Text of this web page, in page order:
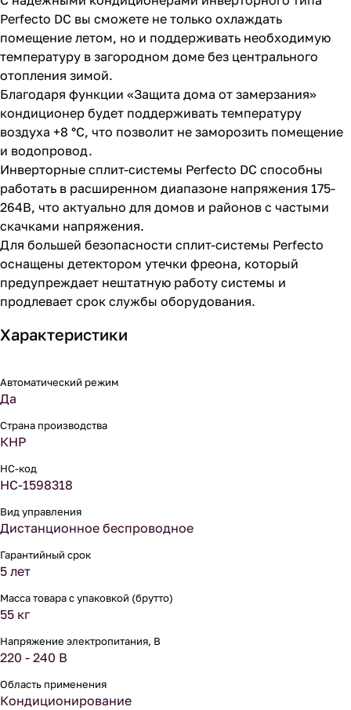
Perfecto DC вы сможете не только охлаждать
помещение летом, но и поддерживать необходимую
температуру в загородном доме без центрального
отопления зимой.
Благодаря функции «Защита дома от замерзания»
кондиционер будет поддерживать температуру
воздуха +8 °С, что позволит не заморозить помещение
и водопровод.
Инверторные сплит-системы Perfecto DC способны
работать в расширенном диапазоне напряжения 175-
264В, что актуально для домов и районов с частыми
скачками напряжения.
Для большей безопасности сплит-системы Perfecto
оснащены детектором утечки фреона, который
предупреждает нештатную работу системы и
продлевает срок службы оборудования.
Характеристики
Автоматический режим
Да
Страна производства
КНР
НС-код
НС-1598318
Вид управления
Дистанционное беспроводное
Гарантийный срок
5 лет
Масса товара с упаковкой (брутто)
55 кг
Напряжение электропитания, В
220 - 240 В
Область применения
Кондиционирование